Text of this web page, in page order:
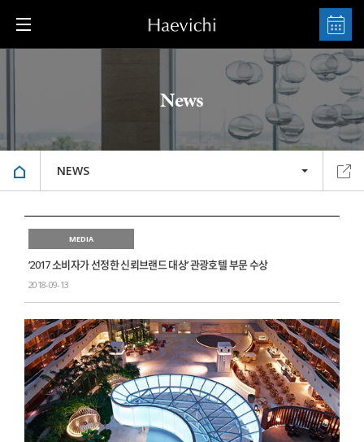
News
NEWS
MEDIA
‘2017 소비자가 선정한 신뢰브랜드 대상’ 관광호텔 부문 수상
2018-09-13